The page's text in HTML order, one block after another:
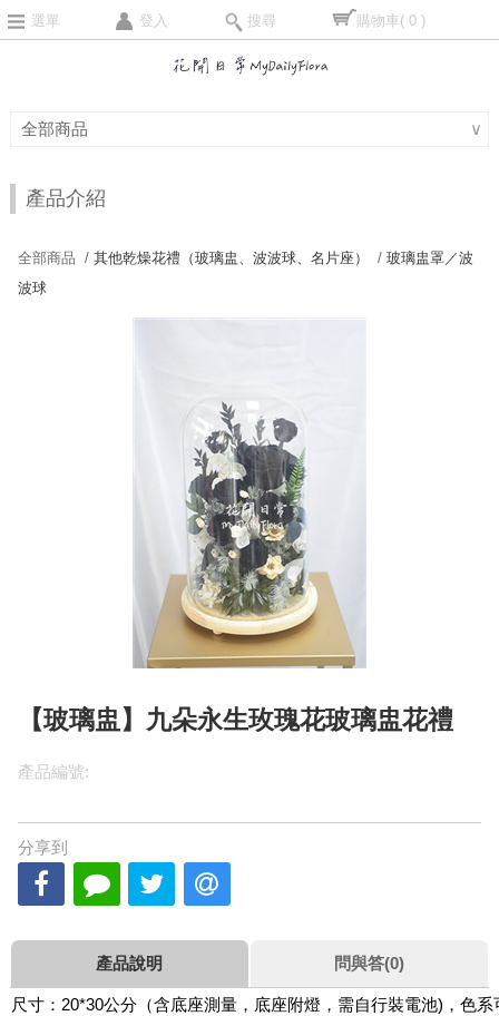
選單 登入 搜尋 購物車( 0 )
全部商品 ∨
產品介紹
全部商品 /其他乾燥花禮（玻璃盅、波波球、名片座） /玻璃盅罩／波
波球
【玻璃盅】九朵永生玫瑰花玻璃盅花禮
產品編號:
分享到
產品說明 問與答(0)
尺寸：20*30公分（含底座測量，底座附燈，需自行裝電池)，色